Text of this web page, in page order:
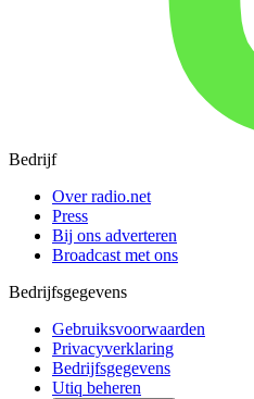
Bedrijf
Over radio.net
Press
Bij ons adverteren
Broadcast met ons
Bedrijfsgegevens
Gebruiksvoorwaarden
Privacyverklaring
Bedrijfsgegevens
Utiq beheren